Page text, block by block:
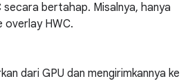
secara bertahap. Misalnya, hanya
HWC.
dari GPU dan mengirimkannya ke